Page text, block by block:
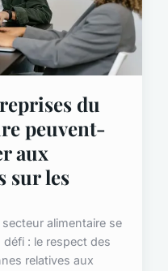
du
peuvent-
aux
sur les
alimentaire se
: le respect des
relatives aux